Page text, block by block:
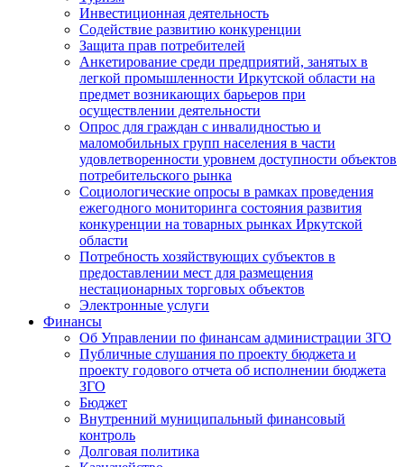
Инвестиционная деятельность
Содействие развитию конкуренции
Защита прав потребителей
Анкетирование среди предприятий, занятых в
легкой промышленности Иркутской области на
предмет возникающих барьеров при
осуществлении деятельности
Опрос для граждан с инвалидностью и
маломобильных групп населения в части
удовлетворенности уровнем доступности объектов
потребительского рынка
Социологические опросы в рамках проведения
ежегодного мониторинга состояния развития
конкуренции на товарных рынках Иркутской
области
Потребность хозяйствующих субъектов в
предоставлении мест для размещения
нестационарных торговых объектов
Электронные услуги
Финансы
Об Управлении по финансам администрации ЗГО
Публичные слушания по проекту бюджета и
проекту годового отчета об исполнении бюджета
ЗГО
Бюджет
Внутренний муниципальный финансовый
контроль
Долговая политика